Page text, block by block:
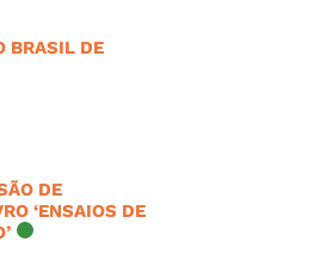
BRASIL DE
DE
‘ENSAIOS DE